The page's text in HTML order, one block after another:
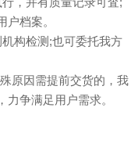
档案。
构检测;也可委托我方
原因需提前交货的，我
争满足用户需求。